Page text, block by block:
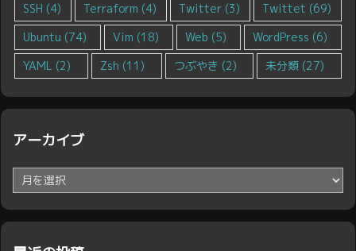
SSH (4) Terraform (4) Twitter (3) Twittet (69)
Ubuntu (74) Vim (18) Web (5) WordPress (6)
YAML (2) Zsh (11) つぶやき (2) 未分類 (27)
アーカイブ
ー
カ
イ